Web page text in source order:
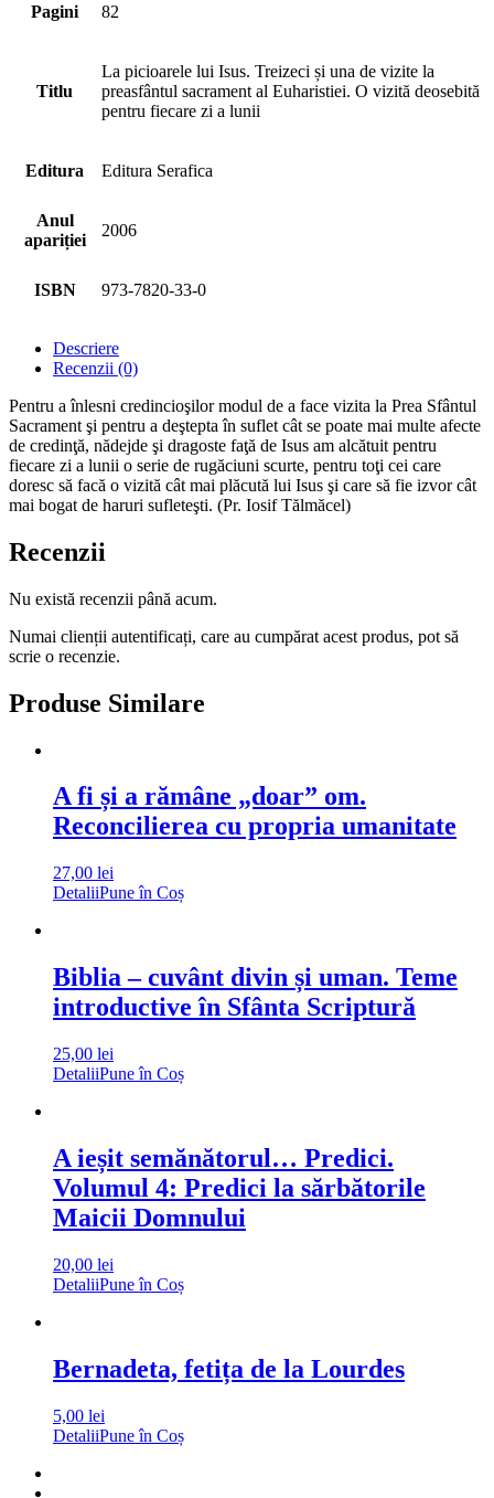
Pagini 82
Titlu
La picioarele lui Isus. Treizeci și una de vizite la
preasfântul sacrament al Euharistiei. O vizită deosebită
pentru fiecare zi a lunii
Editura Editura Serafica
Anul
apariției
2006
ISBN 973-7820-33-0
Descriere
Recenzii (0)
Pentru a înlesni credincioşilor modul de a face vizita la Prea Sfântul
Sacrament şi pentru a deştepta în suflet cât se poate mai multe afecte
de credinţă, nădejde şi dragoste faţă de Isus am alcătuit pentru
fiecare zi a lunii o serie de rugăciuni scurte, pentru toţi cei care
doresc să facă o vizită cât mai plăcută lui Isus şi care să fie izvor cât
mai bogat de haruri sufleteşti. (Pr. Iosif Tălmăcel)
Recenzii
Nu există recenzii până acum.
Numai clienții autentificați, care au cumpărat acest produs, pot să
scrie o recenzie.
Produse Similare
A fi și a rămâne „doar” om.
Reconcilierea cu propria umanitate
27,00 lei
DetaliiPune în Coș
Biblia – cuvânt divin și uman. Teme
introductive în Sfânta Scriptură
25,00 lei
DetaliiPune în Coș
A ieșit semănătorul… Predici.
Volumul 4: Predici la sărbătorile
Maicii Domnului
20,00 lei
DetaliiPune în Coș
Bernadeta, fetița de la Lourdes
5,00 lei
DetaliiPune în Coș